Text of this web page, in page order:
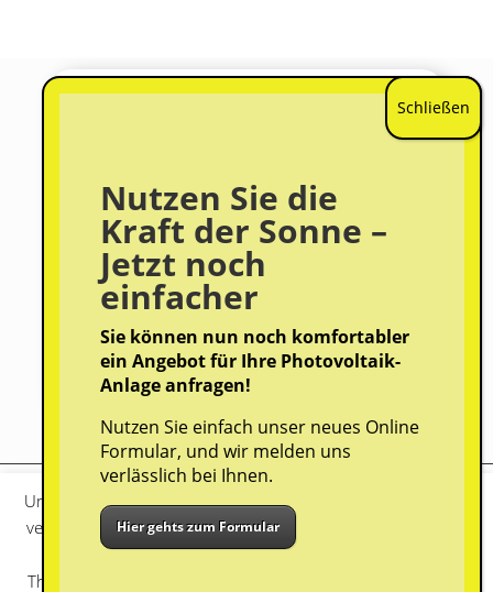
Fachhandel: Von Montag bis Freitag von 8:30
und Samstag von 8:30 – 12:00 Uhr
Installationslager: Von Montag bis Freitag
von 8:30 – 12:00 und von 13:00 – 18:00 Uhr
Telefonservice: Von Montag bis Freitag von
07:30 – 12:00 und von 13:00 – 17:00 Uhr
Um Ihnen den Besuch unserer Seite angenehm zu gestalten
verwenden wir Cookies. Weitere Informationen finden Sie in
unserer Datenschutzerklärung.
This website uses cookies to improve your experience. We'll
Nutzen Sie die
Kraft der Sonne –
Jetzt noch
einfacher
Sie können nun noch komfortabler
ein Angebot für Ihre Photovoltaik-
Anlage anfragen!
Nutzen Sie einfach unser neues Online
Formular, und wir melden uns
verlässlich bei Ihnen.
Hier gehts zum Formular